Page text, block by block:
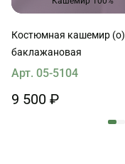
Костюмная кашемир (о)
баклажановая
Арт. 05-5104
9 500 ₽